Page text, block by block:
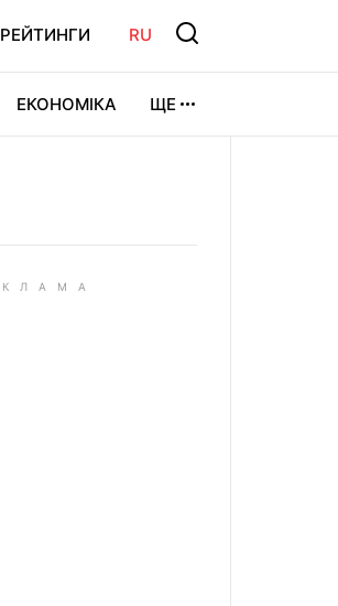
РЕЙТИНГИ RU
ЕКОНОМІКА ЩЕ